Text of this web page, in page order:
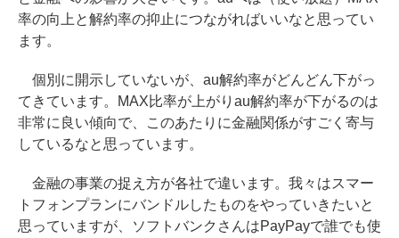
率の向上と解約率の抑止につながればいいなと思ってい
ます。
個別に開示していないが、au解約率がどんどん下がっ
てきています。MAX比率が上がりau解約率が下がるのは
非常に良い傾向で、このあたりに金融関係がすごく寄与
しているなと思っています。
金融の事業の捉え方が各社で違います。我々はスマー
トフォンプランにバンドルしたものをやっていきたいと
思っていますが、ソフトバンクさんはPayPayで誰でも使